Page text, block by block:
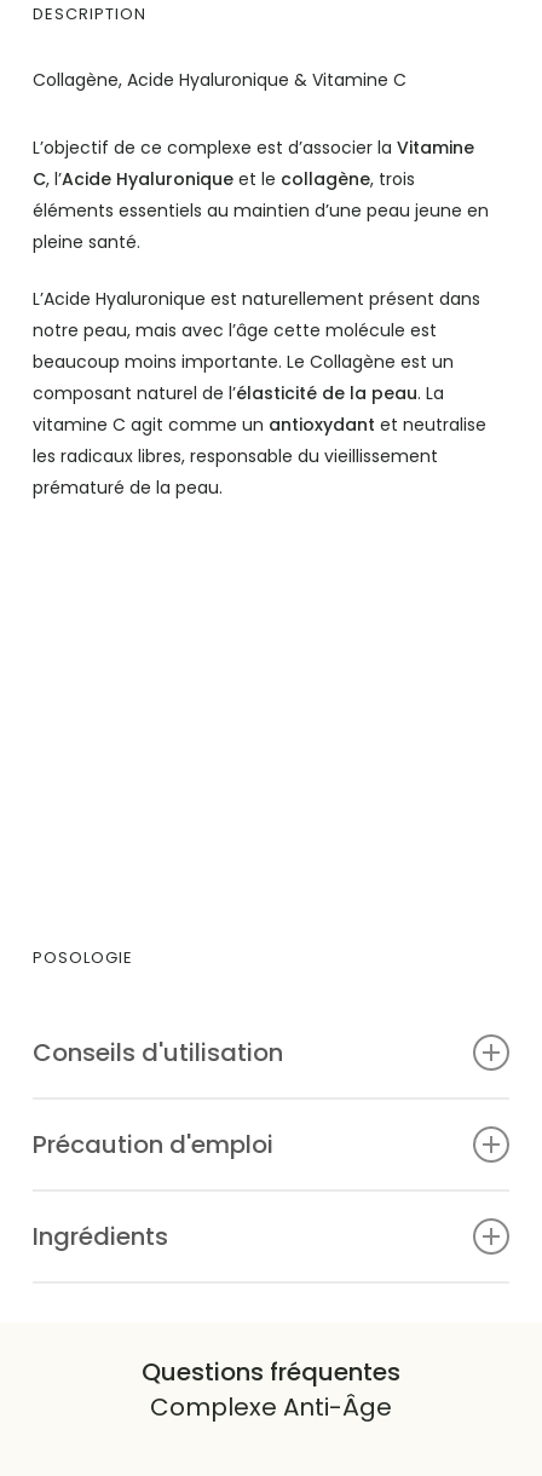
DESCRIPTION
Collagène, Acide Hyaluronique & Vitamine C
L’objectif de ce complexe est d’associer la Vitamine
C, l’Acide Hyaluroniqueet le collagène, trois
éléments essentiels au maintien d’une peau jeune en
pleine santé.
L’Acide Hyaluronique est naturellement présent dans
notre peau, mais avec l’âge cette molécule est
beaucoup moins importante. Le Collagène est un
composant naturel de l’élasticité de la peau. La
vitamine C agit comme un antioxydant et neutralise
les radicaux libres, responsable du vieillissement
prématuré de la peau.
POSOLOGIE
Conseils d'utilisation
Précaution d'emploi
Ingrédients
manganèse. Gélule d’origine végétale.
Questions fréquentes
Complexe Anti-Âge